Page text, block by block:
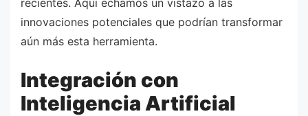
recientes. Aquí echamos un vistazo a las
innovaciones potenciales que podrían transformar
aún más esta herramienta.
Integración con
Inteligencia Artificial